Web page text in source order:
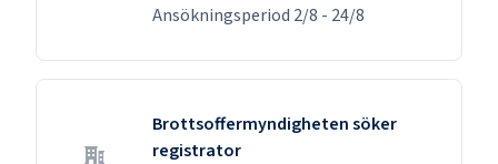
Ansökningsperiod 2/8 - 24/8
Brottsoffermyndigheten söker
registrator